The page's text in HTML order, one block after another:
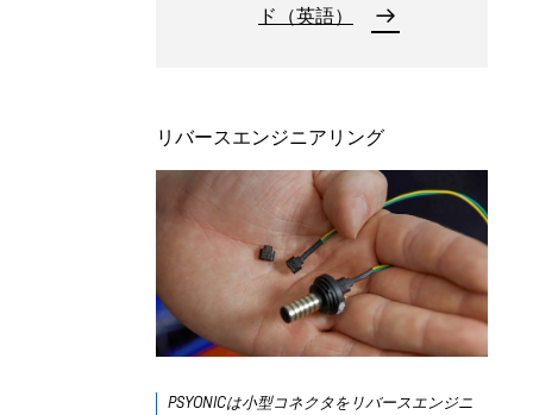
ド（英語）
リバースエンジニアリング
PSYONICは小型コネクタをリバースエンジニ